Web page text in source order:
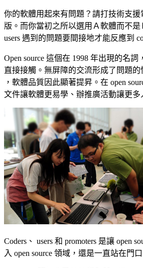
你的軟體用起來有問題？請打技術支
版。而你當初之所以選用Ａ軟體而不是
users 遇到的問題要間接地才能反應到
Open source 這個在 1998 年出現的名
直接接觸。無屏障的交流形成了問題的
，軟體品質因此顯著提昇。在 open
文件讓軟體更易學、辦推廣活動讓更
Coders、 users 和 promoters 是讓
入 open source 領域，還是一直站在門